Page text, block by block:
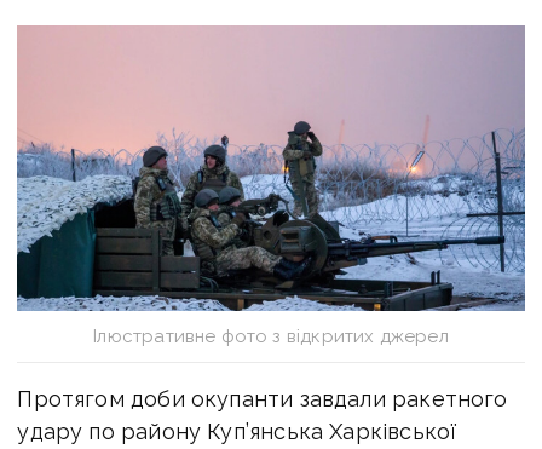
Ілюстративне фото з відкритих джерел
Протягом доби окупанти завдали ракетного
удару по району Куп’янська Харківської